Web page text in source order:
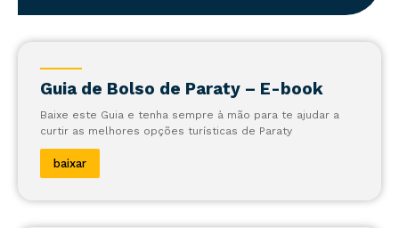
Guia de Bolso de Paraty – E-book
Baixe este Guia e tenha sempre à mão para te ajudar a
curtir as melhores opções turísticas de Paraty
baixar